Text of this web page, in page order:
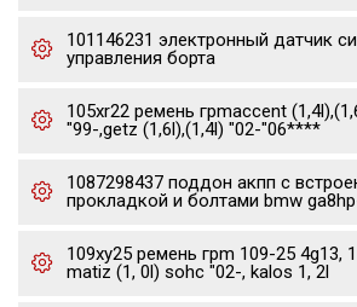
101146231 электронный датчик
управления борта
105xr22 ремень грmaccent
"99-,getz (1,6l),(1,4l) "02-"06****
1087298437 поддон акпп с
прокладкой и болтами bmw
109xy25 ремень грm 109-25 4g13,
matiz (1, 0l) sohc "02-, kalos 1, 2l